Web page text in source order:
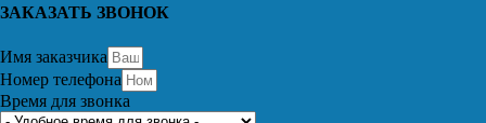
ЗАКАЗАТЬ ЗВОНОК
Имя заказчика
Номер телефона
Время для звонка